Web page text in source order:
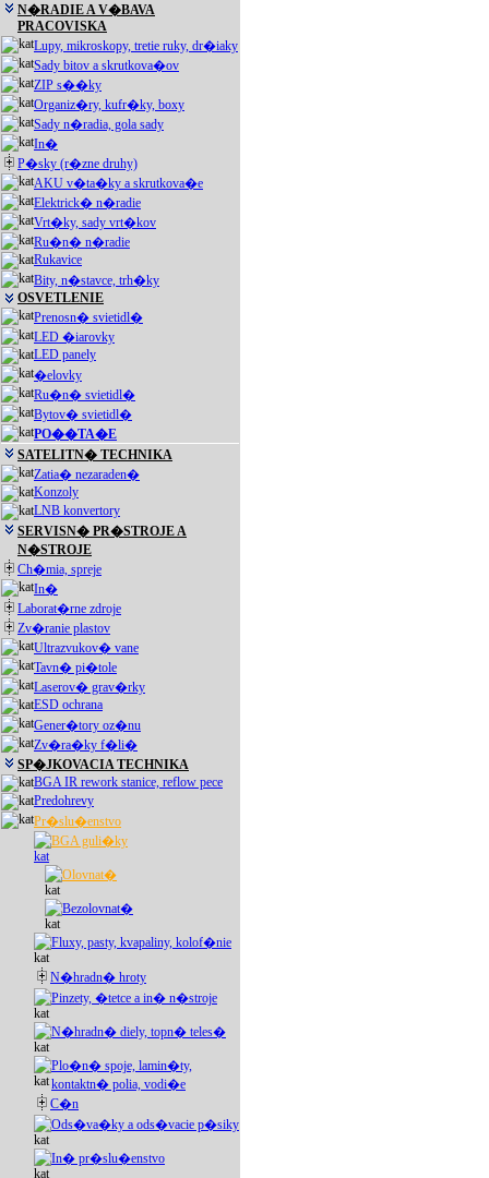
N�RADIE A V�BAVA
PRACOVISKA
Lupy, mikroskopy, tretie ruky, dr�iaky
Sady bitov a skrutkova�ov
ZIP s��ky
Organiz�ry, kufr�ky, boxy
Sady n�radia, gola sady
In�
P�sky (r�zne druhy)
AKU v�ta�ky a skrutkova�e
Elektrick� n�radie
Vrt�ky, sady vrt�kov
Ru�n� n�radie
Rukavice
Bity, n�stavce, trh�ky
OSVETLENIE
Prenosn� svietidl�
LED �iarovky
LED panely
�elovky
Ru�n� svietidl�
Bytov� svietidl�
PO��TA�E
SATELITN� TECHNIKA
Zatia� nezaraden�
Konzoly
LNB konvertory
SERVISN� PR�STROJE A
N�STROJE
Ch�mia, spreje
In�
Laborat�rne zdroje
Zv�ranie plastov
Ultrazvukov� vane
Tavn� pi�tole
Laserov� grav�rky
ESD ochrana
Gener�tory oz�nu
Zv�ra�ky f�li�
SP�JKOVACIA TECHNIKA
BGA IR rework stanice, reflow pece
Predohrevy
Pr�slu�enstvo
BGA guli�ky
Olovnat�
Bezolovnat�
Fluxy, pasty, kvapaliny, kolof�nie
N�hradn� hroty
Pinzety, �tetce a in� n�stroje
N�hradn� diely, topn� teles�
Plo�n� spoje, lamin�ty,
kontaktn� polia, vodi�e
C�n
Ods�va�ky a ods�vacie p�siky
In� pr�slu�enstvo